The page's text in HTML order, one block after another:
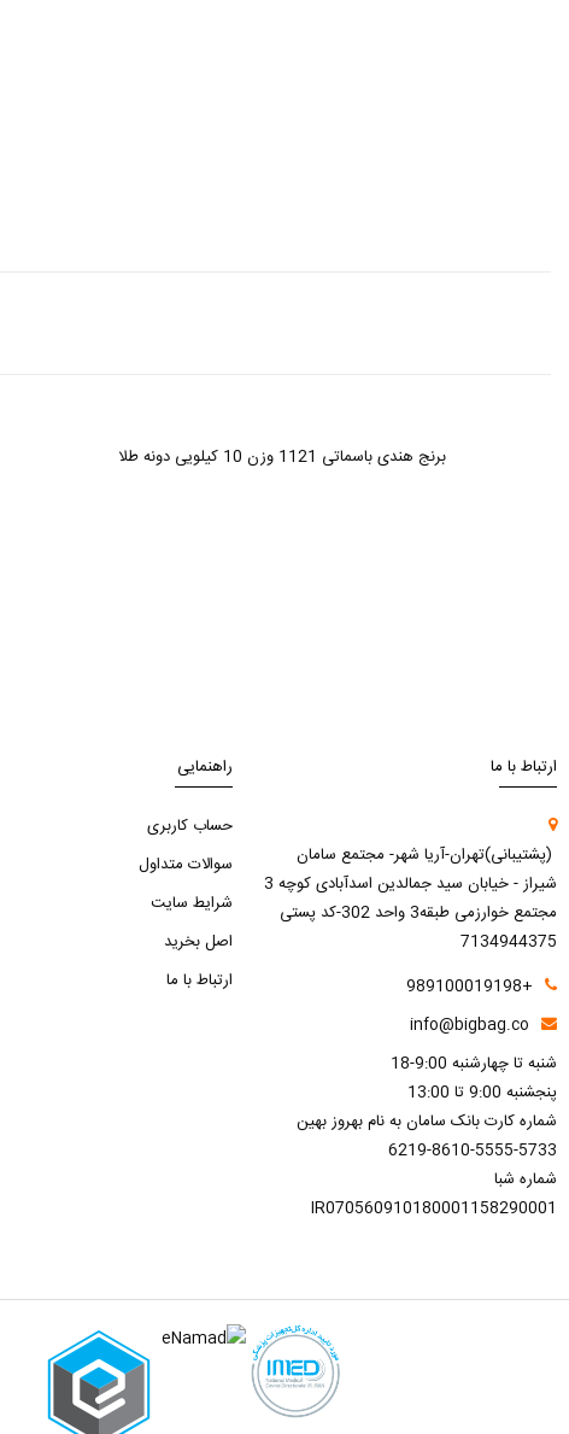
برنج هندی باسماتی 1121 وزن 10 کیلویی دونه طلا
ارتباط با ما
(پشتیبانی)تهران-آریا شهر- مجتمع سامان
شیراز - خیابان سید جمالدین اسدآبادی کوچه 3
مجتمع خوارزمی طبقه3 واحد 302-کد پستی
7134944375
+989100019198
info@bigbag.co
شنبه تا چهارشنبه 9:00-18
پنجشنبه 9:00 تا 13:00
شماره کارت بانک سامان به نام بهروز بهین
6219-8610-5555-5733
شماره شبا
IR070560910180001158290001
راهنمایی
حساب کاربری
سوالات متداول
شرایط سایت
اصل بخرید
ارتباط با ما